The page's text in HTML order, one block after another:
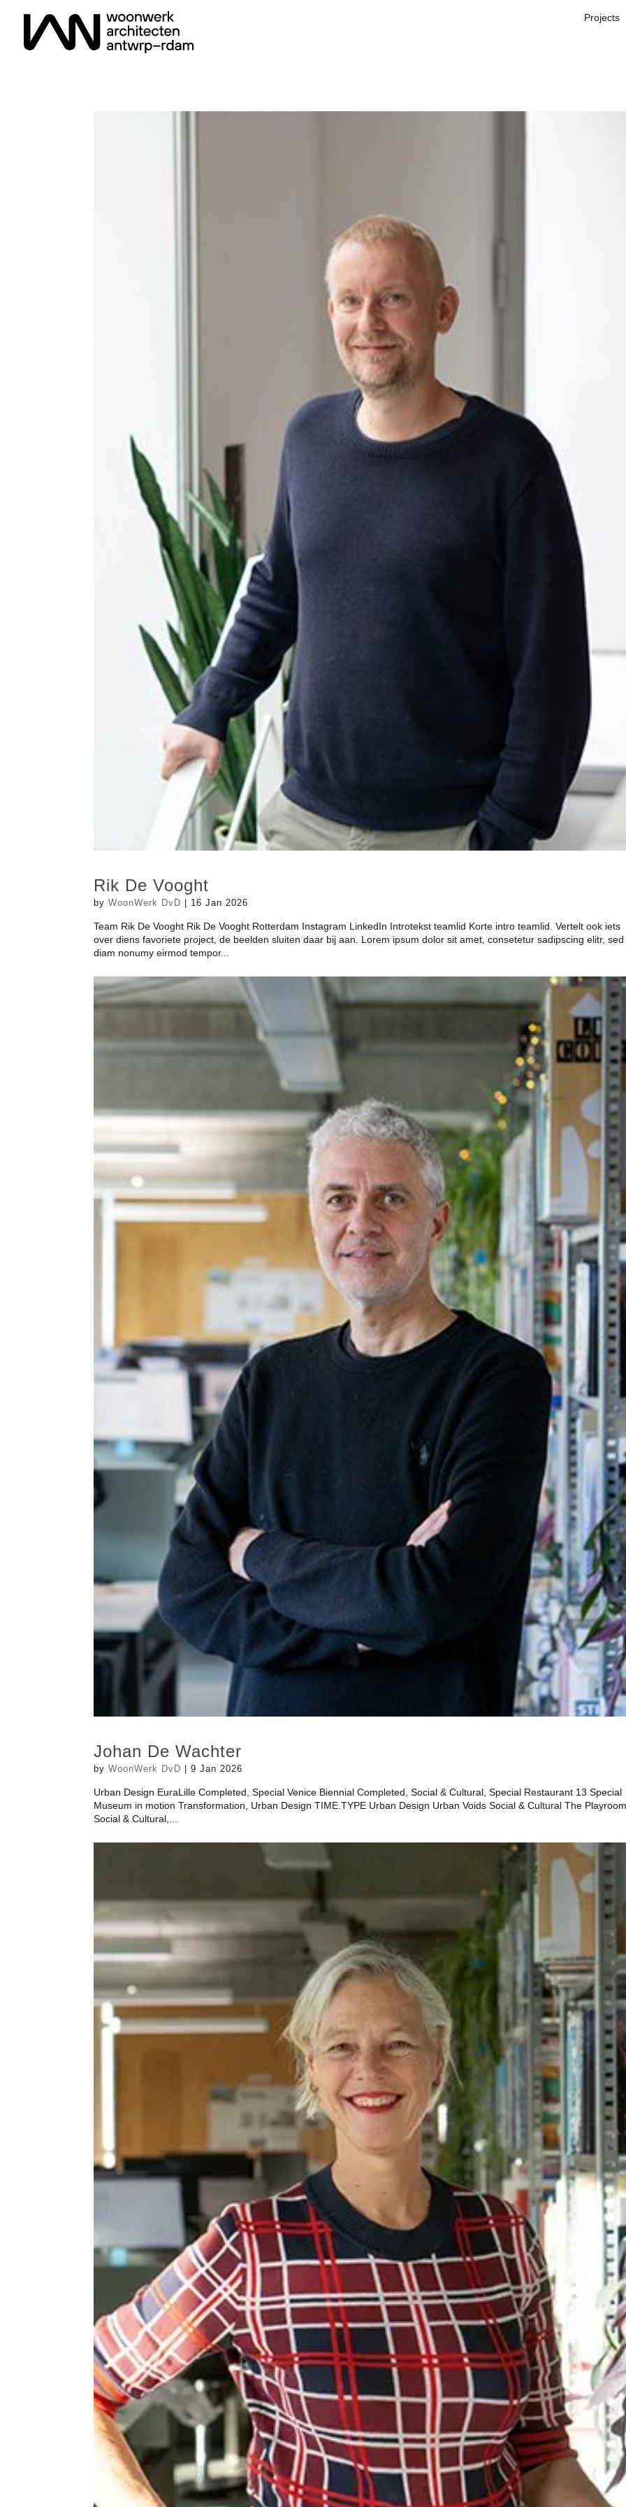
Projects
Rik De Vooght
byWoonWerk DvD 16 Jan 2026
Team Rik De Vooght Rik De Vooght Rotterdam Instagram LinkedIn Introtekst teamlid Korte intro teamlid. Vertelt ook iets
over diens favoriete project, de beelden sluiten daar bij aan. Lorem ipsum dolor sit amet, consetetur sadipscing elitr, sed
diam nonumy eirmod tempor...
Johan De Wachter
byWoonWerk DvD |9 Jan 2026
Urban Design EuraLille Completed, Special Venice Biennial Completed, Social & Cultural, Special Restaurant 13 Special
Museum in motion Transformation, Urban Design TIME.TYPE Urban Design Urban Voids Social & Cultural The
Social & Cultural,...